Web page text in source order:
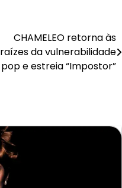
CHAMELEO retorna às
raízes da vulnerabilidade
pop e estreia “Impostor”